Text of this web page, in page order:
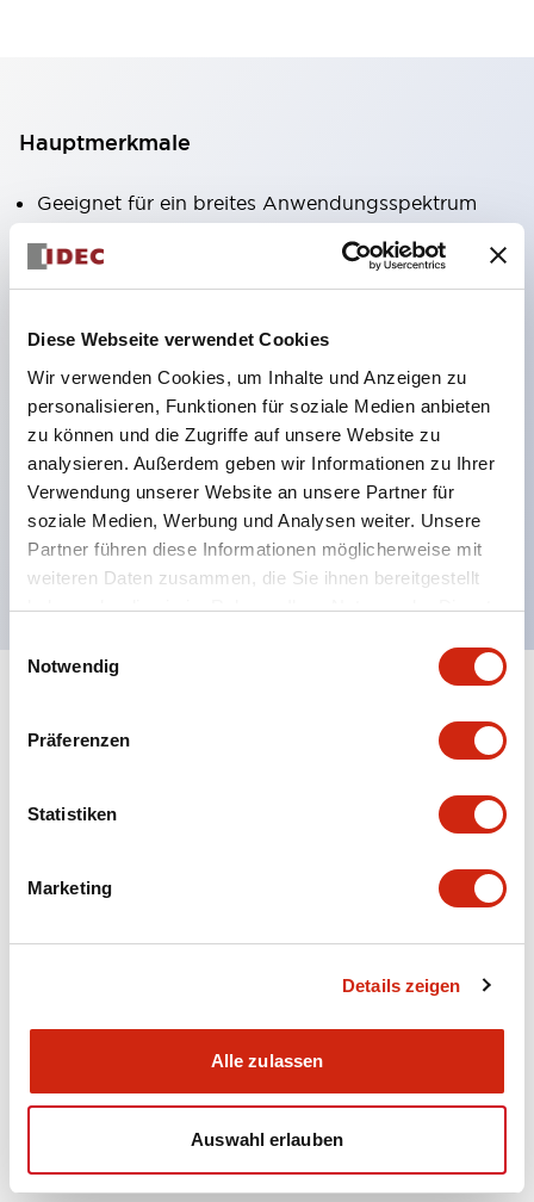
Diese Webseite verwendet Cookies
Wir verwenden Cookies, um Inhalte und Anzeigen zu
personalisieren, Funktionen für soziale Medien anbieten
zu können und die Zugriffe auf unsere Website zu
analysieren. Außerdem geben wir Informationen zu Ihrer
Verwendung unserer Website an unsere Partner für
soziale Medien, Werbung und Analysen weiter. Unsere
Partner führen diese Informationen möglicherweise mit
weiteren Daten zusammen, die Sie ihnen bereitgestellt
haben oder die sie im Rahmen Ihrer Nutzung der Dienste
Notwendig
Präferenzen
Statistiken
Marketing
Details zeigen
Alle zulassen
Auswahl erlauben
Hauptmerkmale
Geeignet für ein breites Anwendungsspektrum
von der Konsumelektronik bis zum FA-Bereich
LED-Beleuchtungseinheit mit integriertem
LED-Lampenkörper
Schutzarten IP40 und IP65 vollständig verfügbar
(IEC 60529)
UL- und CSA-zertifiziert. Entspricht EN (Europa)
Normen. CCC-zertifiziert (außer Anzeigeleuchten).
Mit speziellem Zubehör leicht auf Φ22 Flash-
Silhouette umstellbar
Electrical Specifications (rated illuminated
Dokumente und Dateien